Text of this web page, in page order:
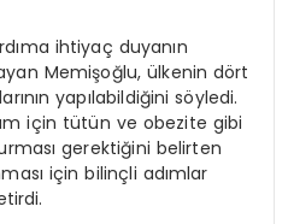
ihtiyaç duyanın
Memişoğlu, ülkenin dört
yapılabildiğini söyledi.
için tütün ve obezite gibi
gerektiğini belirten
için bilinçli adımlar